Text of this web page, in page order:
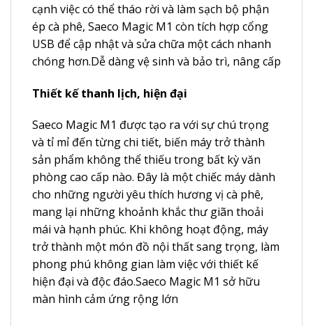
cạnh việc có thể tháo rời và làm sạch bộ phận
ép cà phê, Saeco Magic M1 còn tích hợp cổng
USB để cập nhật và sửa chữa một cách nhanh
chóng hơn.Dễ dàng vệ sinh và bảo trì, nâng cấp
Thiết kế thanh lịch, hiện đại
Saeco Magic M1 được tạo ra với sự chú trọng
và tỉ mỉ đến từng chi tiết, biến máy trở thành
sản phẩm không thể thiếu trong bất kỳ văn
phòng cao cấp nào. Đây là một chiếc máy dành
cho những người yêu thích hương vị cà phê,
mang lại những khoảnh khắc thư giãn thoải
mái và hạnh phúc. Khi không hoạt động, máy
trở thành một món đồ nội thất sang trọng, làm
phong phú không gian làm việc với thiết kế
hiện đại và độc đáo.Saeco Magic M1 sở hữu
màn hình cảm ứng rộng lớn